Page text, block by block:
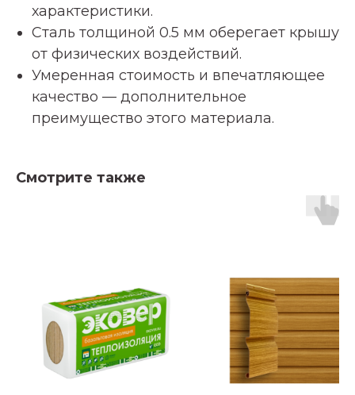
характеристики.
Сталь толщиной 0.5 мм оберегает крышу
от физических воздействий.
Умеренная стоимость и впечатляющее
качество — дополнительное
преимущество этого материала.
Смотрите также